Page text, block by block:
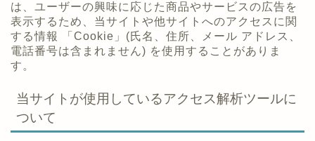
は、ユーザーの興味に応じた商品やサービスの広告を
表示するため、当サイトや他サイトへのアクセスに関
する情報 「Cookie」(氏名、住所、メール アドレス、
電話番号は含まれません) を使用することがありま
す。
当サイトが使用しているアクセス解析ツールに
ついて